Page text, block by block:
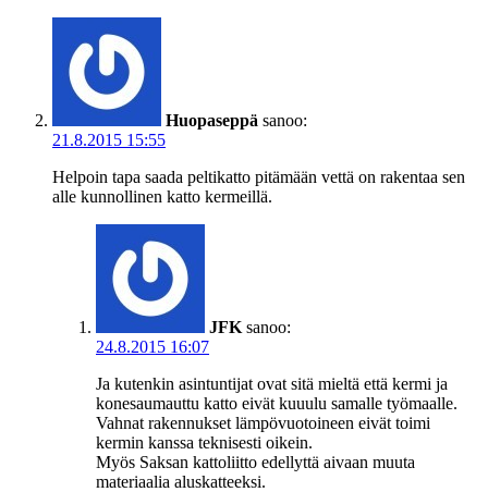
Huopaseppä sanoo:
21.8.2015 15:55
Helpoin tapa saada peltikatto pitämään vettä on rakentaa sen
alle kunnollinen katto kermeillä.
JFK sanoo:
24.8.2015 16:07
Ja kutenkin asintuntijat ovat sitä mieltä että kermi ja
konesaumauttu katto eivät kuuulu samalle työmaalle.
Vahnat rakennukset lämpövuotoineen eivät toimi
kermin kanssa teknisesti oikein.
Myös Saksan kattoliitto edellyttä aivaan muuta
materiaalia aluskatteeksi.